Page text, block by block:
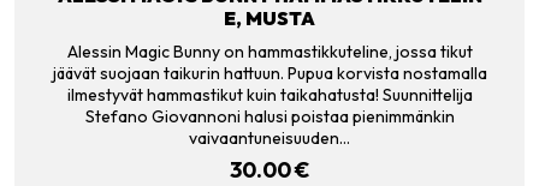
E, MUSTA
Alessin Magic Bunny on hammastikkuteline, jossa tikut
jäävät suojaan taikurin hattuun. Pupua korvista nostamalla
ilmestyvät hammastikut kuin taikahatusta! Suunnittelija
Stefano Giovannoni halusi poistaa pienimmänkin
vaivaantuneisuuden…
30.00€